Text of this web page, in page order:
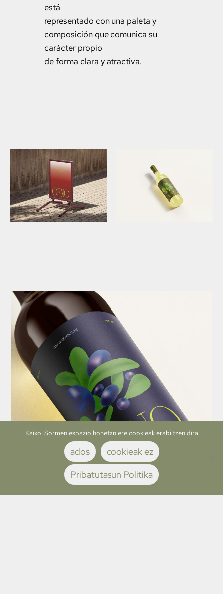
está
representado con una paleta y
composición que comunica su
carácter propio
de forma clara y atractiva.
Kaixo! Sormen espazio honetan ere cookieak erabiltzen dira
ados
cookieak ez
Pribatutasun Politika